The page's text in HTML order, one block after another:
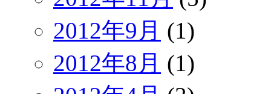
2012年9月 (1)
2012年8月 (1)